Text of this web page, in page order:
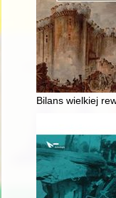
Bilans wielkiej